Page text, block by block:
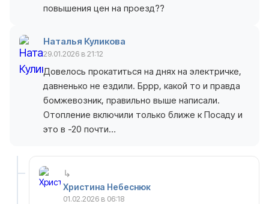
повышения цен на проезд??
Наталья Куликова
29.01.2026 в 21:12
Довелось прокатиться на днях на электричке,
давненько не ездили. Бррр, какой то и правда
бомжевозник, правильно выше написали.
Отопление включили только ближе к Посаду и
это в -20 почти…
Христина Небеснюк
01.02.2026 в 06:18